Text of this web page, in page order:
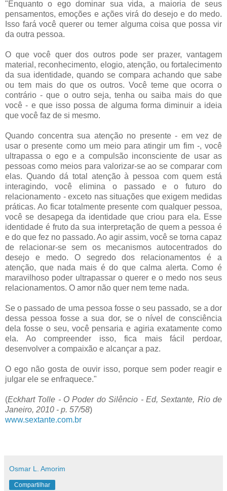
"Enquanto o ego dominar sua vida, a maioria de seus
pensamentos, emoções e ações virá do desejo e do medo.
Isso fará você querer ou temer alguma coisa que possa vir
da outra pessoa.
O que você quer dos outros pode ser prazer, vantagem
material, reconhecimento, elogio, atenção, ou fortalecimento
da sua identidade, quando se compara achando que sabe
ou tem mais do que os outros. Você teme que ocorra o
contrário - que o outro seja, tenha ou saiba mais do que
você - e que isso possa de alguma forma diminuir a ideia
que você faz de si mesmo.
Quando concentra sua atenção no presente - em vez de
usar o presente como um meio para atingir um fim -, você
ultrapassa o ego e a compulsão inconsciente de usar as
pessoas como meios para valorizar-se ao se comparar com
elas. Quando dá total atenção à pessoa com quem está
interagindo, você elimina o passado e o futuro do
relacionamento - exceto nas situações que exigem medidas
práticas. Ao ficar totalmente presente com qualquer pessoa,
você se desapega da identidade que criou para ela. Esse
identidade é fruto da sua interpretação de quem a pessoa é
e do que fez no passado. Ao agir assim, você se torna capaz
de relacionar-se sem os mecanismos autocentrados do
desejo e medo. O segredo dos relacionamentos é a
atenção, que nada mais é do que calma alerta. Como é
maravilhoso poder ultrapassar o querer e o medo nos seus
relacionamentos. O amor não quer nem teme nada.
Se o passado de uma pessoa fosse o seu passado, se a dor
dessa pessoa fosse a sua dor, se o nível de consciência
dela fosse o seu, você pensaria e agiria exatamente como
ela. Ao compreender isso, fica mais fácil perdoar,
desenvolver a compaixão e alcançar a paz.
O ego não gosta de ouvir isso, porque sem poder reagir e
julgar ele se enfraquece."
(Eckhart Tolle - O Poder do Silêncio - Ed, Sextante, Rio de
Janeiro, 2010 - p. 57/58)
www.sextante.com.br
Osmar L. Amorim
Compartilhar